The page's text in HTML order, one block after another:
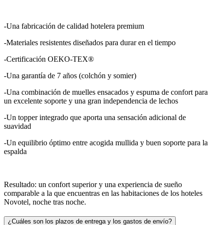
-Una fabricación de calidad hotelera premium
-Materiales resistentes diseñados para durar en el tiempo
-Certificación OEKO-TEX®
-Una garantía de 7 años (colchón y somier)
-Una combinación de muelles ensacados y espuma de confort para
un excelente soporte y una gran independencia de lechos
-Un topper integrado que aporta una sensación adicional de
suavidad
-Un equilibrio óptimo entre acogida mullida y buen soporte para la
espalda
Resultado: un confort superior y una experiencia de sueño
comparable a la que encuentras en las habitaciones de los hoteles
Novotel, noche tras noche.
¿Cuáles son los plazos de entrega y los gastos de envío?